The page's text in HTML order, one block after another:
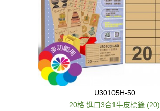
U30105H-50
20格 進口3合1牛皮標籤 (20)